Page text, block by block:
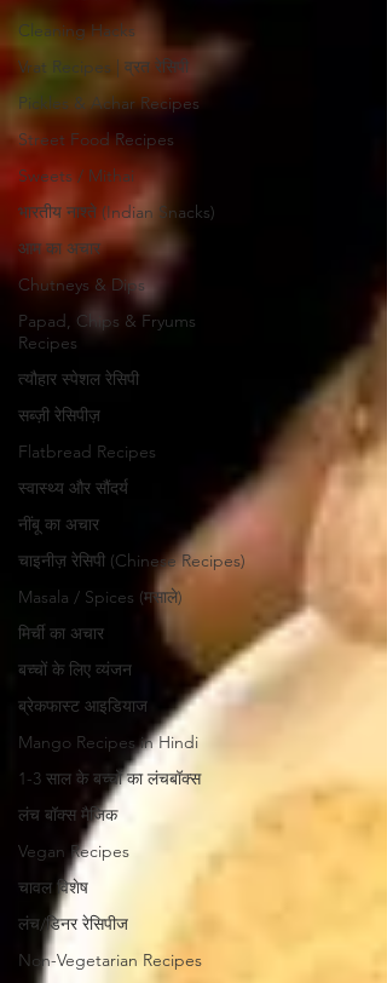
Cleaning Hacks
Vrat Recipes | व्रत रेसिपी
Pickles & Achar Recipes
Street Food Recipes
Sweets / Mithai
भारतीय नाश्ते (Indian Snacks)
आम का अचार
Chutneys & Dips
Papad, Chips & Fryums
Recipes
त्यौहार स्पेशल रेसिपी
सब्ज़ी रेसिपीज़
Flatbread Recipes
स्वास्थ्य और सौंदर्य
नींबू का अचार
चाइनीज़ रेसिपी (Chinese Recipes)
Masala / Spices (मसाले)
मिर्ची का अचार
बच्चों के लिए व्यंजन
ब्रेकफास्ट आइडियाज
Mango Recipes in Hindi
1-3 साल के बच्चों का लंचबॉक्स
लंच बॉक्स मैजिक
Vegan Recipes
चावल विशेष
लंच/डिनर रेसिपीज
Non-Vegetarian Recipes